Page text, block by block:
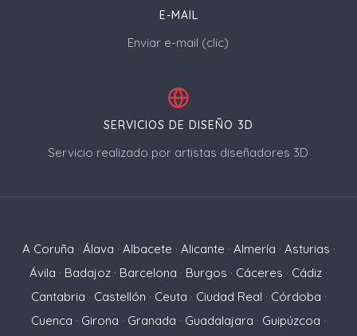
E-MAIL
Enviar e-mail (clic)
SERVICIOS DE DISEÑO 3D
Servicio realizado por artistas diseñadores 3D
A Coruña · Álava · Albacete · Alicante · Almería · Asturias ·
Ávila · Badajoz · Barcelona · Burgos · Cáceres · Cádiz ·
Cantabria · Castellón · Ceuta · Ciudad Real · Córdoba ·
Cuenca · Girona · Granada · Guadalajara · Guipúzcoa ·